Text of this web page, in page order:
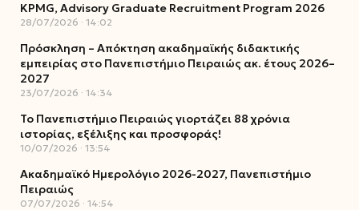
KPMG, Advisory Graduate Recruitment Program 2026
28/07/2026 14:02
Πρόσκληση – Απόκτηση ακαδημαϊκής διδακτικής
εμπειρίας στο Πανεπιστήμιο Πειραιώς ακ. έτους 2026–
2027
23/07/2026 14:34
Το Πανεπιστήμιο Πειραιώς γιορτάζει 88 χρόνια
ιστορίας, εξέλιξης και προσφοράς!
10/07/2026 13:54
Ακαδημαϊκό Ημερολόγιο 2026-2027, Πανεπιστήμιο
Πειραιώς
07/07/2026 14:54